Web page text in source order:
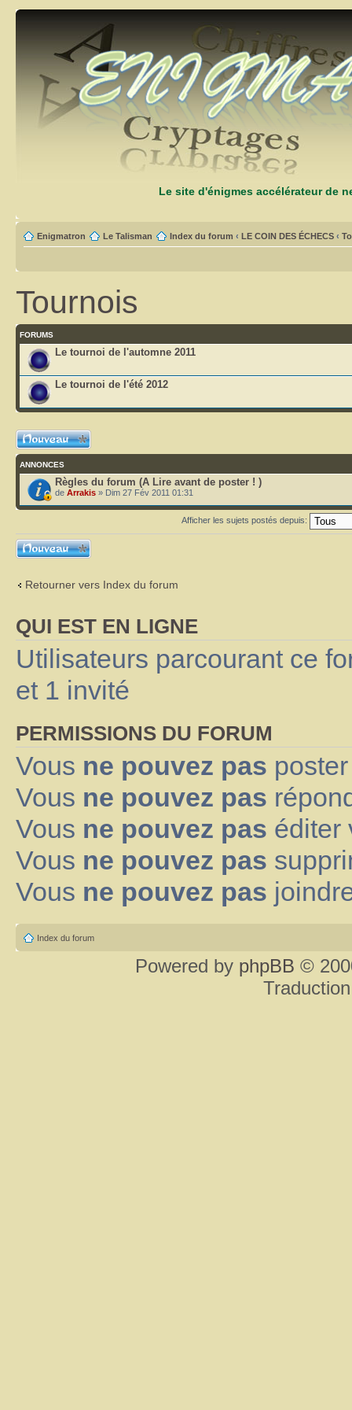
Le site d'énigmes accélérateur de
Enigmatron Le Talisman Index du forum ‹ LE COIN DES ÉCHECS ‹
Tournois
FORUMS
Le tournoi de l'automne 2011
Le tournoi de l'été 2012
Ecrire un nouveau
sujet
ANNONCES
Règles du forum (A Lire avant de poster ! )
de Arrakis » Dim 27 Fév 2011 01:31
Afficher les sujets postés depuis:
Ecrire un nouveau
sujet
Retourner vers Index du forum
QUI EST EN LIGNE
Utilisateurs parcourant ce
et 1 invité
PERMISSIONS DU FORUM
Vous ne pouvez pas
Vous ne pouvez pas
Vous ne pouvez pas éditer
Vous ne pouvez pas
Vous ne pouvez pas
Index du forum
Powered by phpBB ©